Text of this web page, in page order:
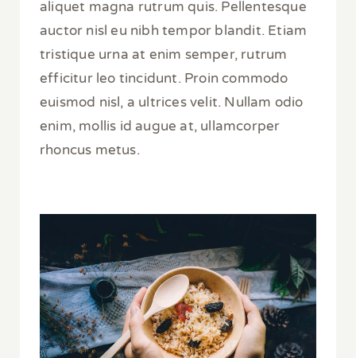
aliquet magna rutrum quis. Pellentesque
auctor nisl eu nibh tempor blandit. Etiam
tristique urna at enim semper, rutrum
efficitur leo tincidunt. Proin commodo
euismod nisl, a ultrices velit. Nullam odio
enim, mollis id augue at, ullamcorper
rhoncus metus.